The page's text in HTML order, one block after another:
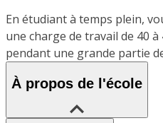
En étudiant à temps plein,
une charge de travail de 40
pendant une grande partie
À propos de l'école